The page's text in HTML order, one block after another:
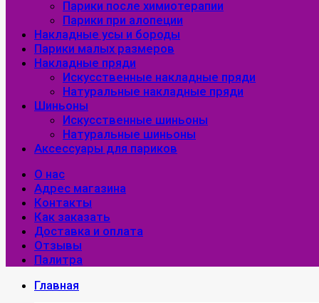
Парики после химиотерапии
Парики при алопеции
Накладные усы и бороды
Парики малых размеров
Накладные пряди
Искусственные накладные пряди
Натуральные накладные пряди
Шиньоны
Искусственные шиньоны
Натуральные шиньоны
Аксессуары для париков
О нас
Адрес магазина
Контакты
Как заказать
Доставка и оплата
Отзывы
Палитра
Главная